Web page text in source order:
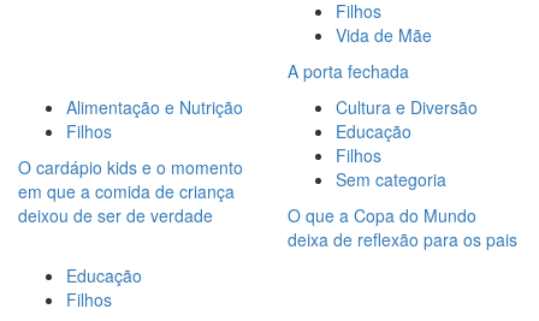
Filhos
Vida de Mãe
A porta fechada
Alimentação e Nutrição
Filhos
O cardápio kids e o momento
em que a comida de criança
deixou de ser de verdade
Cultura e Diversão
Educação
Filhos
Sem categoria
O que a Copa do Mundo
deixa de reflexão para os pais
Educação
Filhos